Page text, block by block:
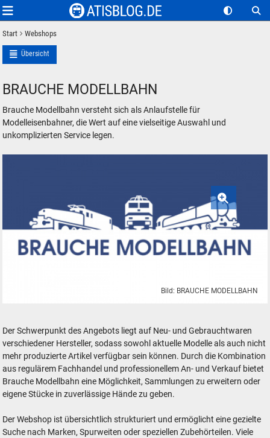
Start Webshops
Übersicht
BRAUCHE MODELLBAHN
Brauche Modellbahn versteht sich als Anlaufstelle für
Modelleisenbahner, die Wert auf eine vielseitige Auswahl und
unkomplizierten Service legen.
Bild: BRAUCHE MODELLBAHN
Der Schwerpunkt des Angebots liegt auf Neu- und Gebrauchtwaren
verschiedener Hersteller, sodass sowohl aktuelle Modelle als auch nicht
mehr produzierte Artikel verfügbar sein können. Durch die Kombination
aus regulärem Fachhandel und professionellem An- und Verkauf bietet
Brauche Modellbahn eine Möglichkeit, Sammlungen zu erweitern oder
eigene Stücke in zuverlässige Hände zu geben.
Der Webshop ist übersichtlich strukturiert und ermöglicht eine gezielte
Suche nach Marken, Spurweiten oder speziellen Zubehörteilen. Viele